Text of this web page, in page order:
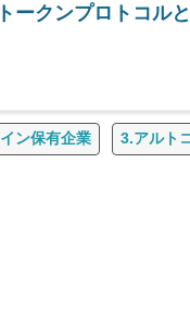
ークンプロトコル
ン保有企業 3.アルト